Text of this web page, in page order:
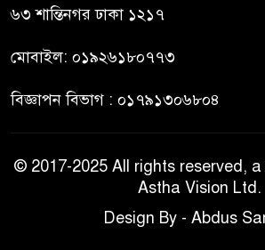
১০
৬৩ শান্তিনগর ঢাকা ১২১৭
মোবাইল: ০১৯২৬১৮০৭৭৩
বিজ্ঞাপন বিভাগ : ০১৭৯১৩০৬৮০৪
© 2017-2025 All rights reserved,
Astha Vision Ltd.
Design By - Abdus